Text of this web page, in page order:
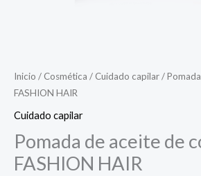
Inicio / Cosmética / Cuidado capilar/
FASHION HAIR
Cuidado capilar
Pomada de aceite de
FASHION HAIR